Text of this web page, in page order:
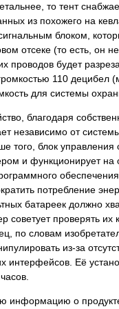
то тент
из похожего на
блоком,
отсеке (то есть, он
проводов будет
110 децибел
для системы
благодаря
независимо от
того, блок
и функционирует на
потребление
батареек должно
советует проверять
по словам
из-за
интерфейсов. Её
информацию о